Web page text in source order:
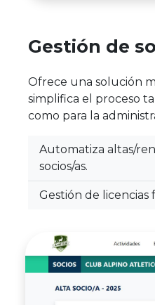
Gestión de
Ofrece una solución
simplifica el proceso
como para la
Automatiza altas/
socios/as.
Gestión de licencias